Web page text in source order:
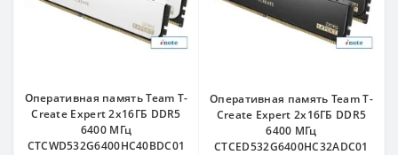
Оперативная память Team T-
Create Expert 2x16ГБ DDR5
6400 МГц
CTCWD532G6400HC40BDC01
Оперативная память Team T-
Create Expert 2x16ГБ DDR5
6400 МГц
CTCED532G6400HC32ADC01